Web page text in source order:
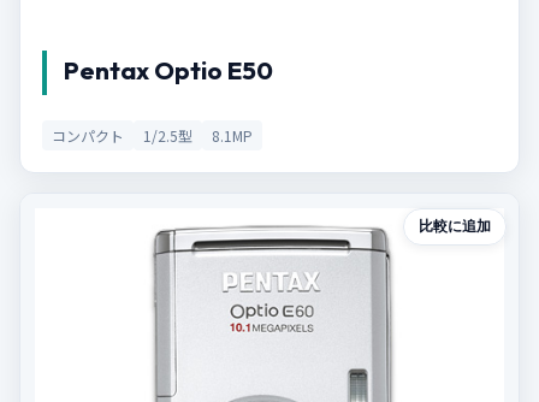
Pentax Optio E50
コンパクト 1/2.5型 8.1MP
比較に追加